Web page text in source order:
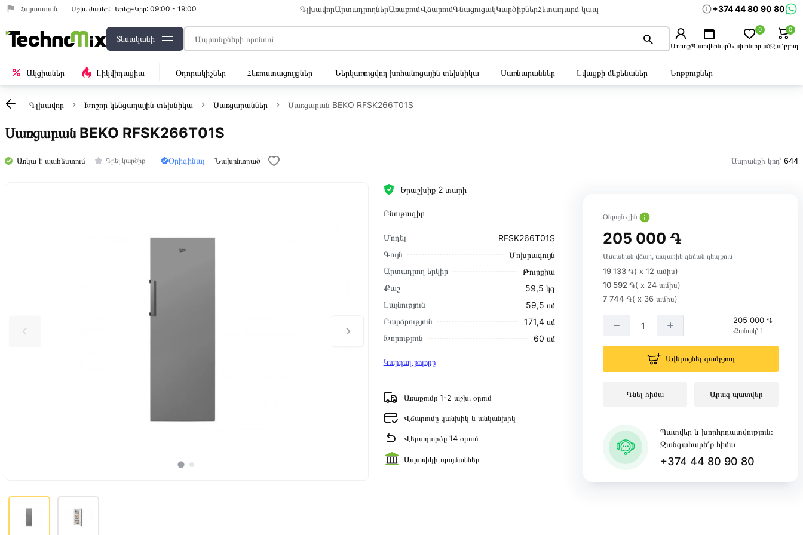
Հայաստան Աշխ․ ժամեր: Երեք-Կիր: 09:00 - 19:00 ԳլխավորԱրտադրողներԱռաքումՎճարումԳնացուցակԿարծիքներՀետադարձ կապ +374 44 80 90 80
Տեսականի
ՄուտքՊատվերներՆախընտրած
0
Զամբյուղ
0
Ակցիաներ Լիկվիդացիա Օդորակիչներ Հեռուստացույցներ Ներկառուցվող խոհանոցային տեխնիկա Սառնարաններ Լվացքի մեքենաներ Նոթբուքներ
Գլխավոր Խոշոր կենցաղային տեխնիկա Սառցարաններ Սառցարան BEKO RFSK266T01S
Սառցարան BEKO RFSK266T01S
Առկա է պահեստում Գրել կարծիք Օրիգինալ Նախընտրած Ապրանքի կոդ՝ 644
Երաշխիք 2 տարի
Բնութագիր
Մոդել
RFSK266T01S
Գույն
Մոխրագույն
Արտադրող երկիր
Թուրքիա
Քաշ
59,5 կգ
Լայնություն
59,5 սմ
Բարձրություն
171,4 սմ
Խորություն
60 սմ
Կարդալ բոլորը
Առաքումը 1-2 աշխ․ օրում
Վճարումը կանխիկ և անկանխիկ
Վերադարձը 14 օրում
Ապառիկի պայմաններ
Օնլայն գին
205 000 ֏
Ամսական վճար, ապառիկ գնման դեպքում
19 133 ֏( x 12 ամիս)
10 592 ֏( x 24 ամիս)
7 744 ֏( x 36 ամիս)
205 000 ֏
Քանակ՝ 1
Ավելացնել զամբյուղ
Գնել հիմա Արագ պատվեր
Պատվեր և խորհրդատվություն։
Զանգահարե՛ք հիմա
+374 44 80 90 80